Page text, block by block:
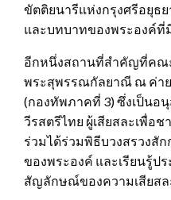
ขัตติยนารีแห่งกรุงศรีอยุธย
และบทบาทของพระองค์ที่
อีกหนึ่งสถานที่สำคัญที่คณ
พระสุพรรณกัลยาณี ณ ค่าย
(กองทัพภาคที่ 3) ซึ่งเป็นอ
วีรสตรีไทย ผู้เสียสละเพื่อ
ร่วมได้ร่วมพิธีบวงสรวงสั
ของพระองค์ และเรียนรู้ป
สัญลักษณ์ของความเสียส